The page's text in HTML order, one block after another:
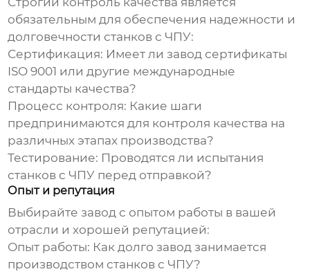
обязательным для обеспечения надежности и
долговечности станков с ЧПУ:
Сертификация: Имеет лизавод сертификаты
ISO 9001 или другие международные
стандарты качества?
Процесс контроля: Какие шаги
предпринимаются для контроля качества на
различных этапах производства?
Тестирование: Проводятся ли испытания
станков с ЧПУ перед отправкой?
Опыт и репутация
Выбирайтезавод с опытом работы в вашей
отрасли и хорошей репутацией:
Опыт работы: Как долгозавод занимается
производством станков с ЧПУ?